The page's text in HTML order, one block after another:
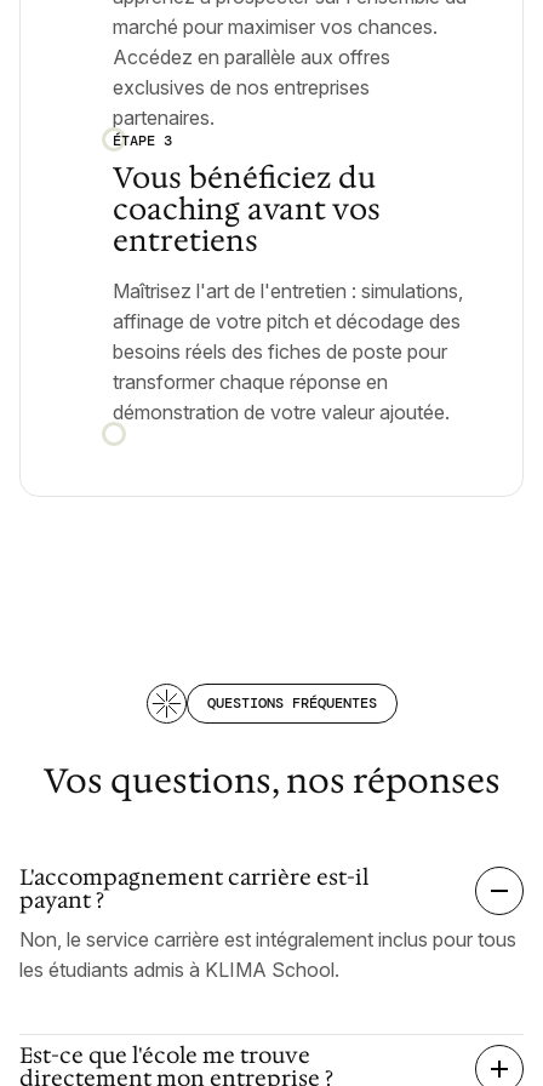
marché pour maximiser vos chances.
Accédez en parallèle aux offres
exclusives de nos entreprises
partenaires.
ÉTAPE 3
Vous bénéficiez du
coaching avant vos
entretiens
Maîtrisez l'art de l'entretien : simulations,
affinage de votre pitch et décodage des
besoins réels des fiches de poste pour
transformer chaque réponse en
démonstration de votre valeur ajoutée.
QUESTIONS FRÉQUENTES
Vos questions, nos réponses
L'accompagnement carrière est-il
payant ?
Non, le service carrière est intégralement inclus pour tous
les étudiants admis à KLIMA School.
Est-ce que l'école me trouve
directement mon entreprise ?